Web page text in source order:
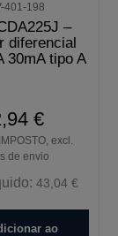
401-198
–
diferencial
30mA tipo A
€
excl.
de envio
43,04 €
ao